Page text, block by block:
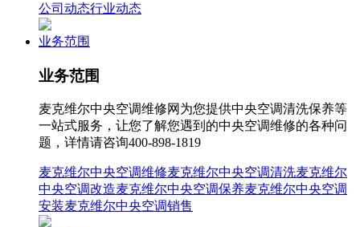
公司动态行业动态
业务范围
业务范围
麦克维尔中央空调维修网为您提供中央空调清洗保养等
一站式服务，让您了解您遇到的中央空调维修的各种问
题，详情请咨询400-898-1819
麦克维尔中央空调维修麦克维尔中央空调清洗麦克维尔
中央空调改造麦克维尔中央空调保养麦克维尔中央空调
安装麦克维尔中央空调销售